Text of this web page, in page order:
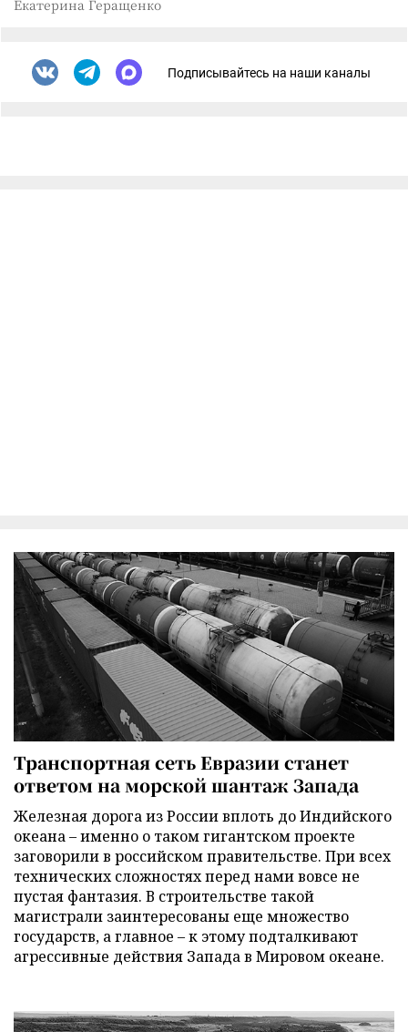
Екатерина Геращенко
Подписывайтесь на наши каналы
Транспортная сеть Евразии станет
ответом на морской шантаж Запада
Железная дорога из России вплоть до Индийского
океана – именно о таком гигантском проекте
заговорили в российском правительстве. При всех
технических сложностях перед нами вовсе не
пустая фантазия. В строительстве такой
магистрали заинтересованы еще множество
государств, а главное – к этому подталкивают
агрессивные действия Запада в Мировом океане.